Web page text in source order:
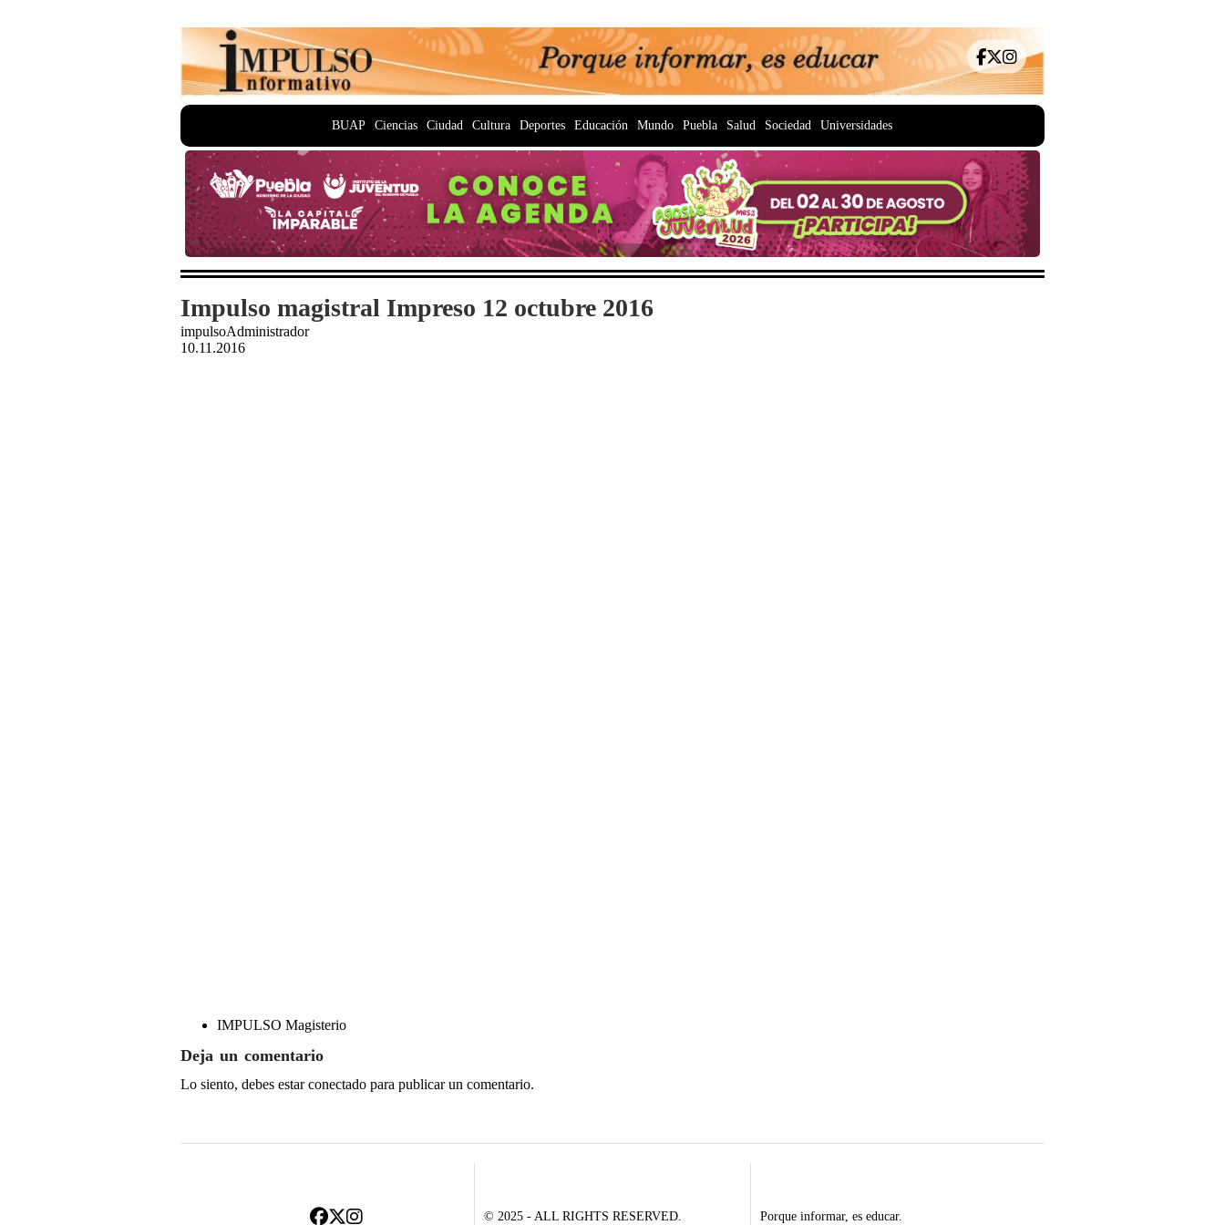
BUAP Ciencias Ciudad Cultura Deportes Educación Mundo Puebla Salud Sociedad Universidades
Impulso magistral Impreso 12 octubre 2016
impulsoAdministrador
10.11.2016
IMPULSO Magisterio
Deja un comentario
Lo siento, debes estarconectado para publicar un comentario.
© 2025 - ALL RIGHTS RESERVED. Porque informar, es educar.